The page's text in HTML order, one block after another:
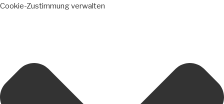
Cookie-Zustimmung verwalten